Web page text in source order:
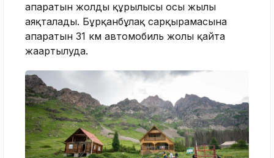
апаратын жолдың құрылысы осы жылы
аяқталады. Бұрқанбұлақ сарқырамасына
апаратын 31 км автомобиль жолы қайта
жаңартылуда.